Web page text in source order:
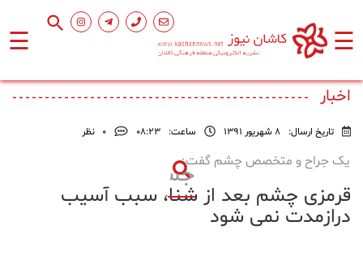
☰ ☰
اصلی
فرهنگ
و
هنر
اخبار
تاریخ ارسال: 8 شهریور 1391 ساعت: ۰۸:۲۳ 0 نظر
یک جراح و متخصص چشم گفت:
قرمزی چشم بعد از شنا، سبب آسیب
درازمدت نمی شود